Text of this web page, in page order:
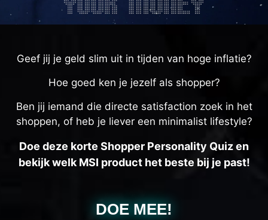
Geef jij je geld slim uit in tijden van hoge inflatie?
Hoe goed ken je jezelf als shopper?
Ben jij iemand die directe satisfaction zoek in het
shoppen, of heb je liever een minimalist lifestyle?
Doe deze korte Shopper Personality Quiz en
bekijk welk MSI product het beste bij je past!
DOE MEE!